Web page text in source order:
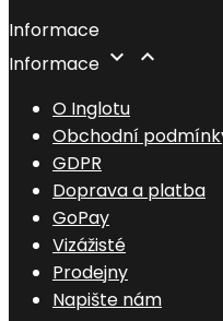
Informace
Informace  
O Inglotu
Obchodní
GDPR
Doprava a platba
GoPay
Vizážisté
Prodejny
Napište nám